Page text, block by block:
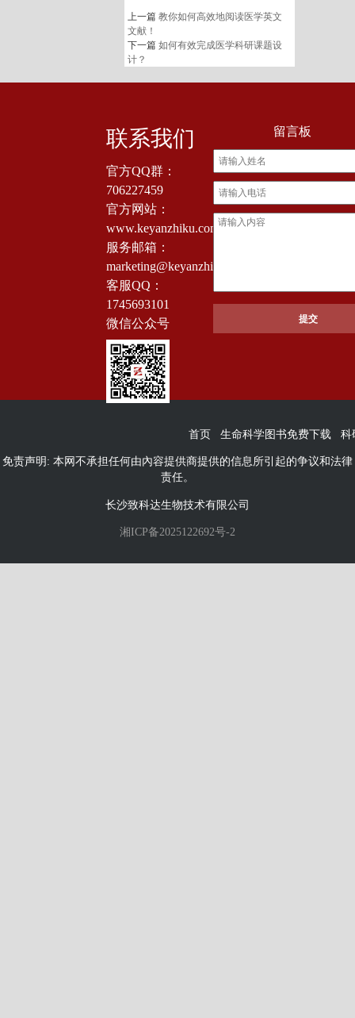
上一篇教你如何高效地阅读医学英文
文献！
下一篇如何有效完成医学科研课题设
计？
联系我们
官方QQ群：
706227459
官方网站：
www.keyanzhiku.com
服务邮箱：
marketing@keyanzhiku.com
客服QQ：
1745693101
微信公众号
留言板
首页 生命科学图书免费下载 科
免责声明: 本网不承担任何由內容提供商提供的信息所引起的争议和法律
责任。
长沙致科达生物技术有限公司
湘ICP备2025122692号-2